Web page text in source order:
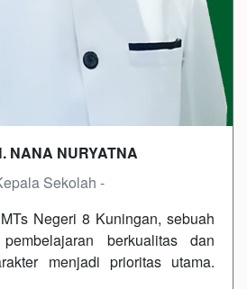
NANA NURYATNA
Sekolah -
Negeri 8 Kuningan, sebuah
berkualitas dan
menjadi prioritas utama.